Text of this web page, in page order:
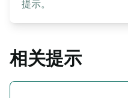
提示。
相关提示